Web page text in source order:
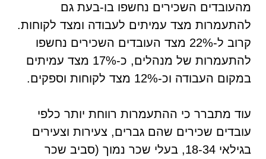
מהעובדים השכירים נחשפו בו-בעת גם
להתעמרות מצד עמיתים לעבודה ומצד לקוחות.
קרוב ל-22% מצד העובדים השכירים נחשפו
להתעמרות של מנהלים, כ-17% מצד עמיתים
במקום העבודה וכ-12% מצד לקוחות וספקים.
עוד מתברר כי ההתעמרות רווחת יותר כלפי
עובדים שכירים שהם גברים, צעירות וצעירים
בגילאי 18-34, בעלי שכר נמוך (סביב שכר